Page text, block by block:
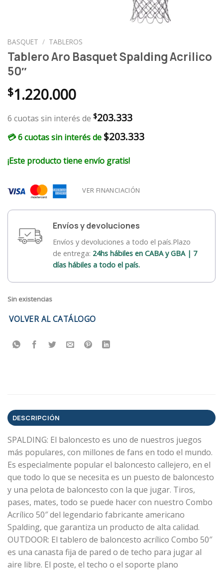
BASQUET / TABLEROS
Tablero Aro Basquet Spalding Acrilico
50″
$1.220.000
6 cuotas sin interés de $203.333
💳 6 cuotas sin interés de $203.333
¡Este producto tiene envío gratis!
VER FINANCIACIÓN
Envíos y devoluciones
Envíos y devoluciones a todo el país.Plazo
de entrega: 24hs hábiles en CABA y GBA | 7
días hábiles a todo el país.
Sin existencias
VOLVER AL CATÁLOGO
DESCRIPCIÓN
SPALDING: El baloncesto es uno de nuestros juegos
más populares, con millones de fans en todo el mundo.
Es especialmente popular el baloncesto callejero, en el
que todo lo que se necesita es un puesto de baloncesto
y una pelota de baloncesto con la que jugar. Tiros,
pases, mates, todo se puede hacer con nuestro Combo
Acrílico 50″ del legendario fabricante americano
Spalding, que garantiza un producto de alta calidad.
OUTDOOR: El tablero de baloncesto acrílico Combo 50″
es una canasta fija de pared o de techo para jugar al
aire libre. El poste, el techo o el soporte plano